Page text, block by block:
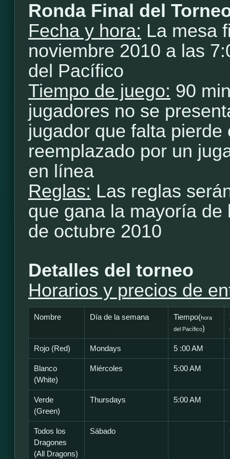
Ronda Final del
Fecha y hora: La mesa
noviembre 2010 a las
del Pacífico
Tiempo de juego: 90
jugadores no se
jugador que falta
reemplazado por un
en línea
Reglas: Las reglas
que gana la mayoría
de octubre 2010
Detalles del torneo
Horarios y precios de
Nombre Día de la semana Tiempo(hora
del Pacífico)
Rojo (Red) Mondays 5 :00 AM
Blanco
(White)
Miércoles 5:00 AM
Verde
(Green)
Thursdays 5:00 AM
Todos los
Dragones
(All Dragons)
Sábado